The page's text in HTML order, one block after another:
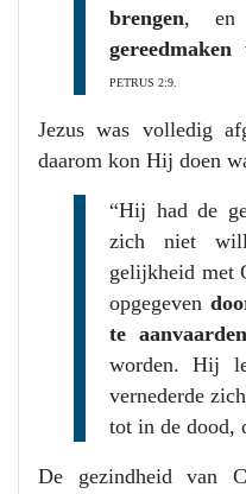
brengen, en
gereedmaken
PETRUS 2:9.
Jezus was volledig
daarom kon Hij doen
“Hij had de
zich niet
gelijkheid met
opgegeven
te aanvaarden
worden. Hij
vernederde
tot in de dood,
De gezindheid van